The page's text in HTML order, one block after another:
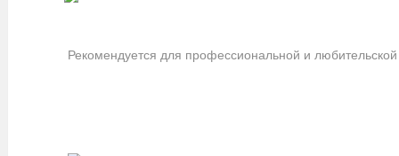
Рекомендуется для профессиональной и